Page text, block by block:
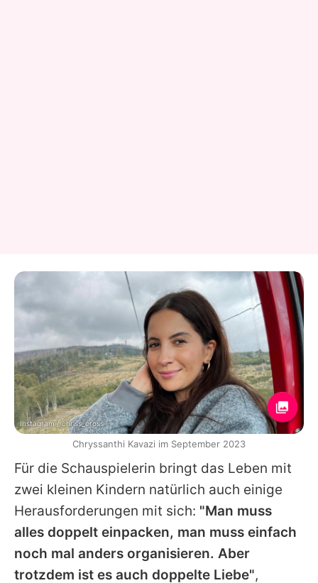
Für die Schauspielerin bringt das Leben mit
zwei kleinen Kindern natürlich auch einige
Herausforderungen mit sich: "Man muss
alles doppelt einpacken, man muss einfach
noch mal anders organisieren. Aber
trotzdem ist es auch doppelte Liebe",
Instagram / chriss_cross
Chryssanthi Kavazi im September 2023